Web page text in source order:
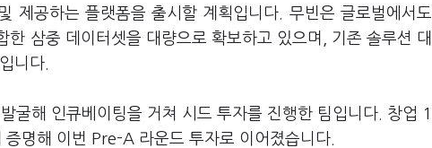
제공하는 플랫폼을 출시할 계획입니다. 무빈은 글로벌에서도
삼중 데이터셋을 대량으로 확보하고 있으며, 기존 솔루션 대
니다.
굴해 인큐베이팅을 거쳐 시드 투자를 진행한 팀입니다. 창업 1
명해 이번 Pre-A 라운드 투자로 이어졌습니다.